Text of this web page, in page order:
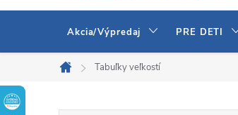
Akcia/Výpredaj PRE DETI
Domov
Tabuľky veľkostí